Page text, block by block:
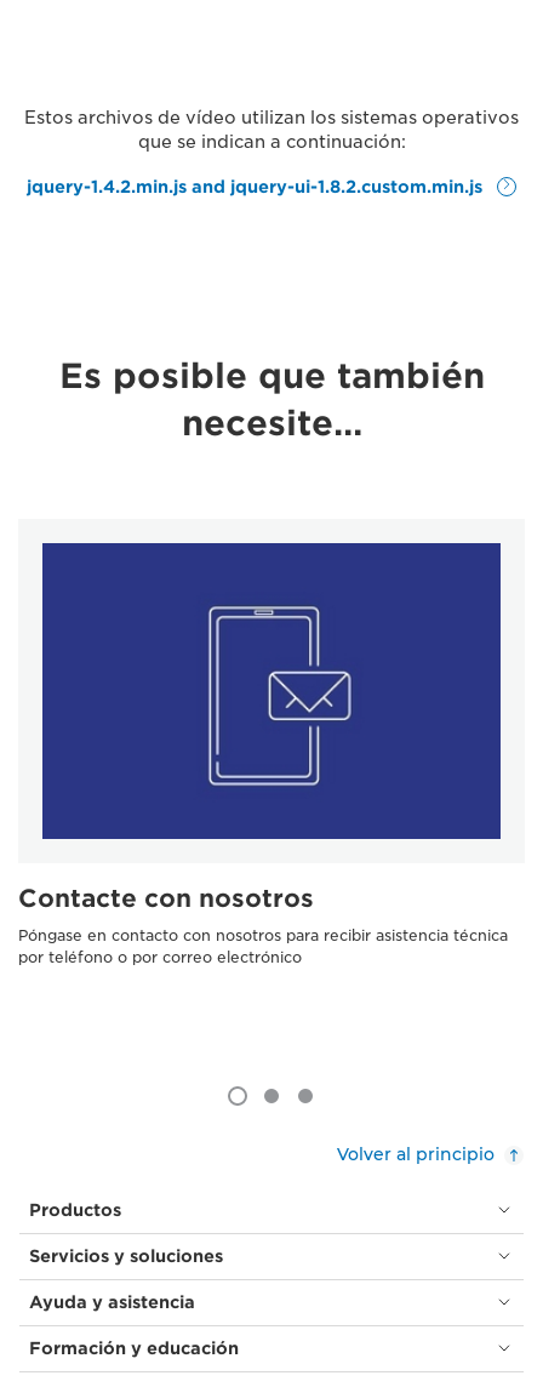
Estos archivos de vídeo utilizan los sistemas operativos
que se indican a continuación:
jquery-1.4.2.min.js and jquery-ui-1.8.2.custom.min.js
Es posible que también
necesite…
Contacte con nosotros
Póngase en contacto con nosotros para recibir asistencia técnica
por teléfono o por correo electrónico
Volver al principio
Productos
Servicios y soluciones
Ayuda y asistencia
Formación y educación